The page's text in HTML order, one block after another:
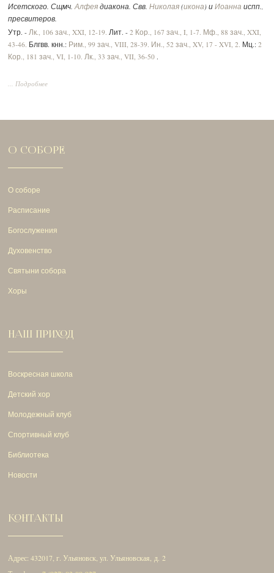
Исетского. Сщмч.Алфея диакона. Свв.Николая (икона) иИоанна испп.,
пресвитеров.
Утр. -Лк., 106 зач., XXI, 12-19. Лит. -2 Кор., 167 зач., I, 1-7. Мф., 88 зач., XXI,
43-46. Блгвв. кнн.: Рим., 99 зач., VIII, 28-39. Ин., 52 зач., XV, 17 - XVI, 2. Мц.:2
Кор., 181 зач., VI, 1-10. Лк., 33 зач., VII, 36-50 .
... Подробнее
О СОБОРЕ
О соборе
Расписание
Богослужения
Духовенство
Святыни собора
Хоры
НАШ ПРИХОД
Воскресная школа
Детский хор
Молодежный клуб
Спортивный клуб
Библиотека
Новости
КОНТАКТЫ
Адрес: 432017, г. Ульяновск, ул. Ульяновская, д. 2